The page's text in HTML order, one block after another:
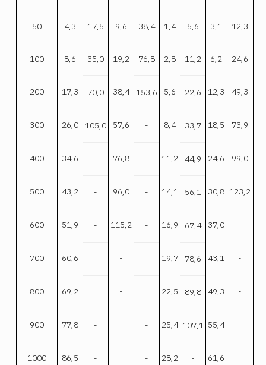
50 4,3 17,5 9,6 38,4 1,4 5,6 3,1 12,3
100 8,6 35,0 19,2 76,8 2,8 11,2 6,2 24,6
200 17,3 70,0 38,4 153,6 5,6 22,6 12,3 49,3
300 26,0 105,0 57,6 - 8,4 33,7 18,5 73,9
400 34,6 - 76,8 - 11,2 44,9 24,6 99,0
500 43,2 - 96,0 - 14,1 56,1 30,8 123,2
600 51,9 - 115,2 - 16,9 67,4 37,0 -
700 60,6 - - - 19,7 78,6 43,1 -
800 69,2 - - - 22,5 89,8 49,3 -
900 77,8 - - - 25,4 107,1 55,4 -
1000 86,5 - - - 28,2 - 61,6 -